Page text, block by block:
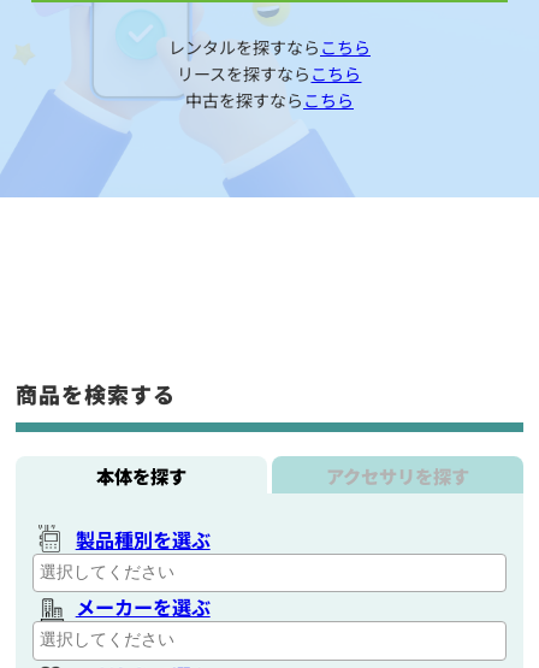
レンタルを探すなら こちら
リースを探すなら こちら
中古を探すなら こちら
商品を検索する
本体を探す アクセサリを探す
製品種別を選ぶ
メーカーを選ぶ